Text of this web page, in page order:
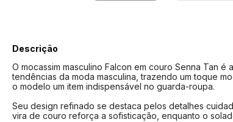
Descrição
O mocassim masculino Falcon em couro Senna Tan
tendências da moda masculina, trazendo um toque
o modelo um item indispensável no guarda-roupa.
Seu design refinado se destaca pelos detalhes
vira de couro reforça a sofisticação, enquanto o